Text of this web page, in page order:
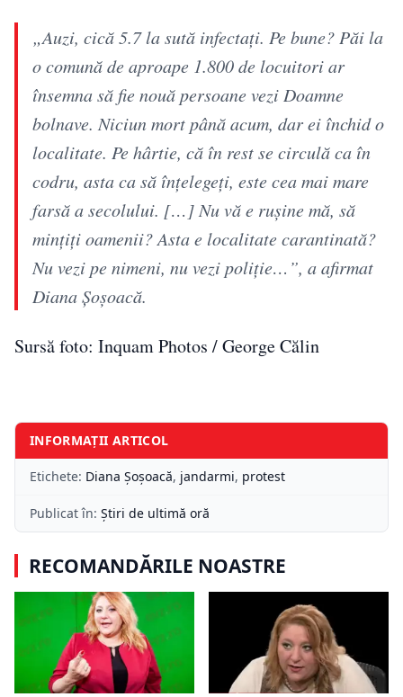
„Auzi, cică 5.7 la sută infectați. Pe bune? Păi la
o comună de aproape 1.800 de locuitori ar
însemna să fie nouă persoane vezi Doamne
bolnave. Niciun mort până acum, dar ei închid o
localitate. Pe hârtie, că în rest se circulă ca în
codru, asta ca să înțelegeți, este cea mai mare
farsă a secolului. […] Nu vă e rușine mă, să
mințiți oamenii? Asta e localitate carantinată?
Nu vezi pe nimeni, nu vezi poliție…”, a afirmat
Diana Șoșoacă.
Sursă foto: Inquam Photos / George Călin
INFORMAȚII ARTICOL
Etichete: Diana Șoșoacă, jandarmi, protest
Publicat în: Știri de ultimă oră
RECOMANDĂRILE NOASTRE